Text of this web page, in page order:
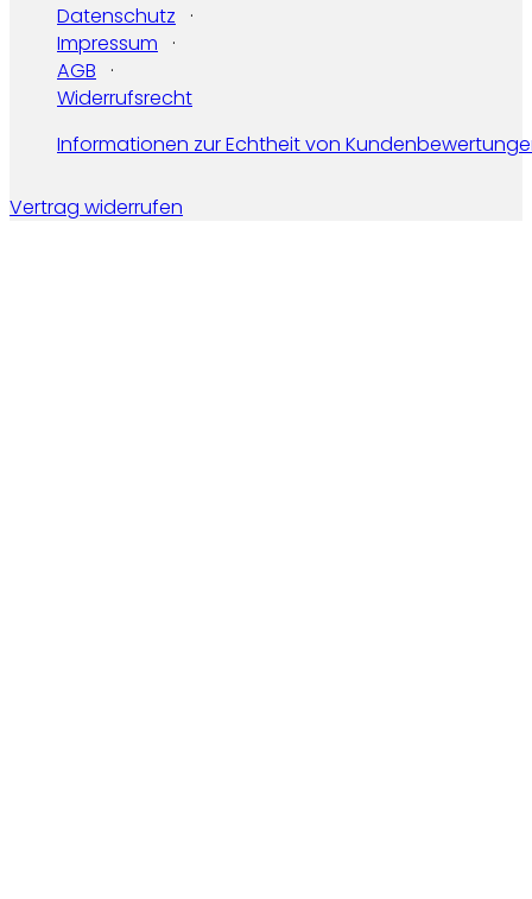
Datenschutz
Impressum
AGB
Widerrufsrecht
Informationen zur Echtheit von
Vertrag widerrufen